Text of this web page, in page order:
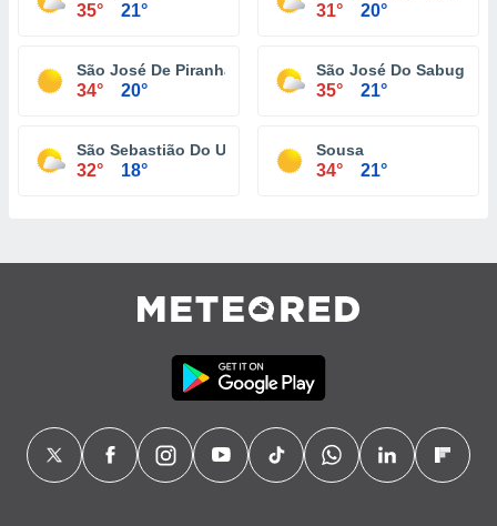
35° 21° 31° 20°
São José De Piranhas
34° 20°
São José Do Sabugi
35° 21°
São Sebastião Do Umbuzeiro
32° 18°
Sousa
34° 21°